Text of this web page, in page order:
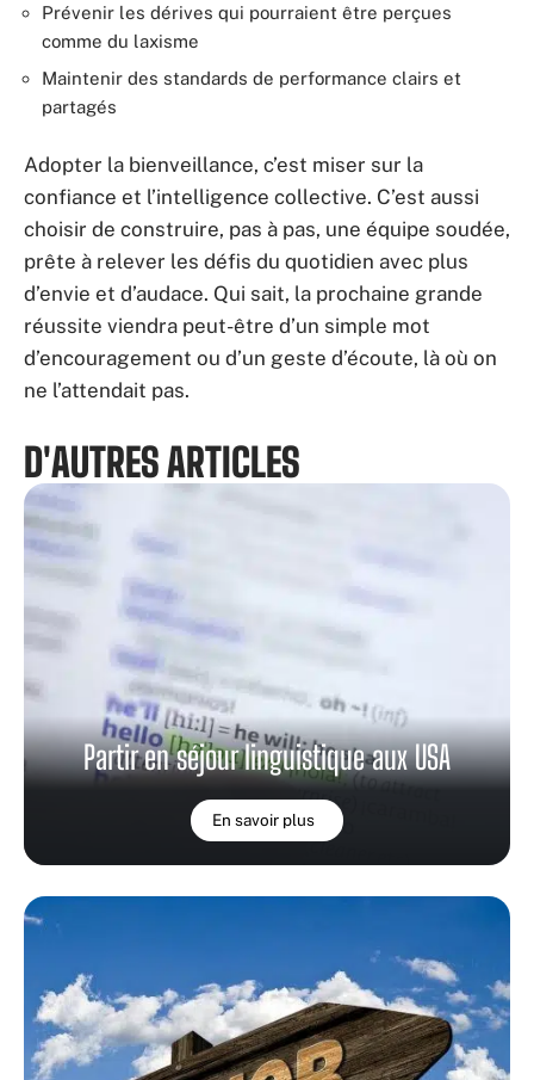
Prévenir les dérives qui pourraient être perçues
comme du laxisme
Maintenir des standards de performance clairs et
partagés
Adopter la bienveillance, c’est miser sur la
confiance et l’intelligence collective. C’est aussi
choisir de construire, pas à pas, une équipe soudée,
prête à relever les défis du quotidien avec plus
d’envie et d’audace. Qui sait, la prochaine grande
réussite viendra peut-être d’un simple mot
d’encouragement ou d’un geste d’écoute, là où on
ne l’attendait pas.
D'AUTRES ARTICLES
Partir en séjour linguistique aux USA
En savoir plus